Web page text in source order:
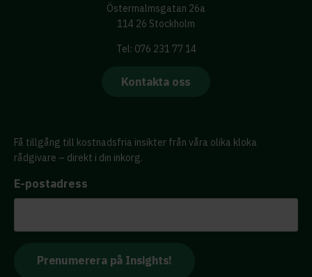
Östermalmsgatan 26a
114 26 Stockholm
Tel: 076 231 77 14
Kontakta oss
Få tillgång till kostnadsfria insikter från våra olika kloka
rådgivare – direkt i din inkorg.
E-postadress